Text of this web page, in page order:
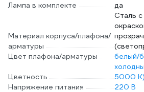
Лампа в комплекте
да
Материал корпуса/плафона/
арматуры
Сталь
Цвет плафона/арматуры
белый/
Цветность
5000 К)
Напряжение питания
220 В